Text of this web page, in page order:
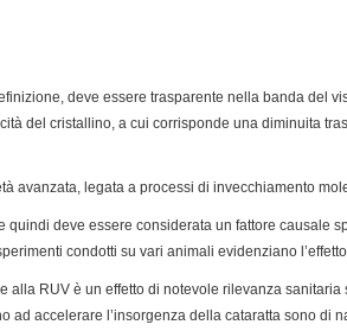
deve essere trasparente nella banda del
del cristallino, a cui corrisponde una diminuita
avanzata, legata a processi di invecchiamento
deve essere considerata un fattore causale
condotti su vari animali evidenziano
alla RUV è un effetto di notevole rilevanza
accelerare l’insorgenza della cataratta sono di